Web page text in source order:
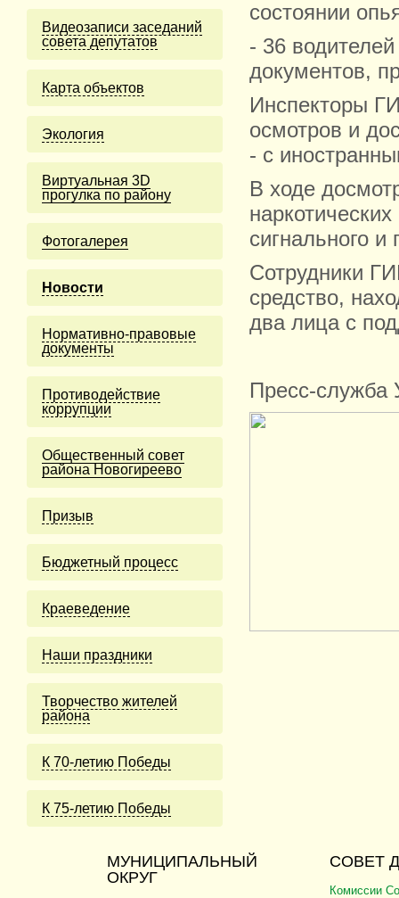
Видеозаписи заседаний
совета депутатов
Карта объектов
Экология
Виртуальная 3D
прогулка по району
Фотогалерея
Новости
Нормативно-правовые
документы
Противодействие
коррупции
Общественный совет
района Новогиреево
Призыв
Бюджетный процесс
Краеведение
Наши праздники
Творчество жителей
района
К 70-летию Победы
К 75-летию Победы
состоянии
- 36
документов,
Инспекторы
осмотров и
- с
В ходе
сигнального
Сотрудники
средство,
два лица с
Пресс-
МУНИЦИПАЛЬНЫЙ
ОКРУГ
СОВЕТ
Комиссии